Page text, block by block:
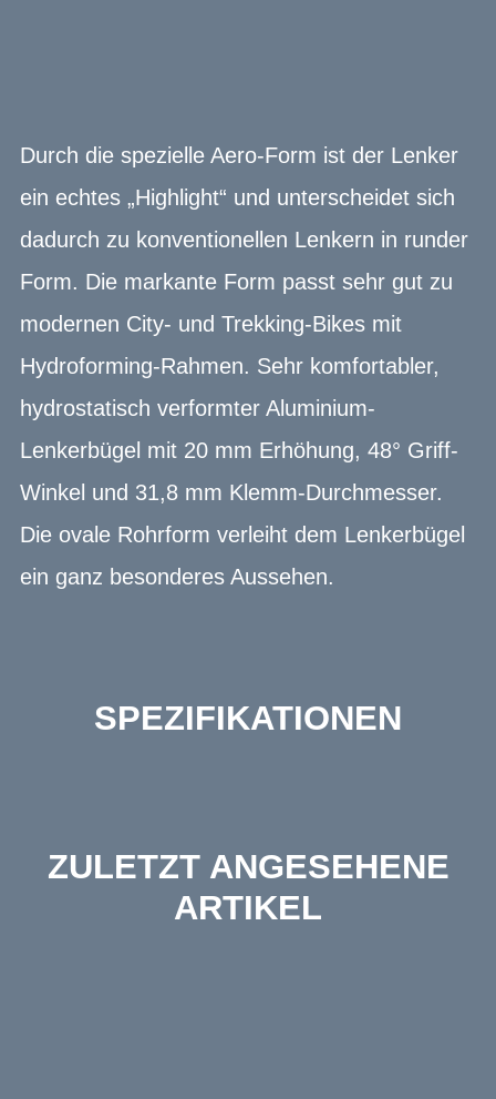
Durch die spezielle Aero-Form ist der Lenker
ein echtes „Highlight“ und unterscheidet sich
dadurch zu konventionellen Lenkern in runder
Form. Die markante Form passt sehr gut zu
modernen City- und Trekking-Bikes mit
Hydroforming-Rahmen. Sehr komfortabler,
hydrostatisch verformter Aluminium-
Lenkerbügel mit 20 mm Erhöhung, 48° Griff-
Winkel und 31,8 mm Klemm-Durchmesser.
Die ovale Rohrform verleiht dem Lenkerbügel
ein ganz besonderes Aussehen.
SPEZIFIKATIONEN
ZULETZT ANGESEHENE
ARTIKEL